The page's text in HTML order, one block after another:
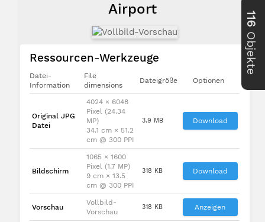
Airport
Ressourcen-Werkzeuge
Datei-
Information
File
dimensions
Dateigröße Optionen
Original JPG
Datei
4024 × 6048
Pixel (24.34
MP)
34.1 cm × 51.2
cm @ 300 PPI
3.9 MB Download
Bildschirm
1065 × 1600
Pixel (1.7 MP)
9 cm × 13.5
cm @ 300 PPI
318 KB Download
Vorschau
Vollbild-
Vorschau
318 KB Anzeigen
116
Objekte